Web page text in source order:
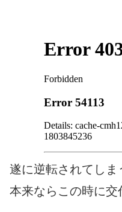
遂に逆転されてしま
本来ならこの時に交